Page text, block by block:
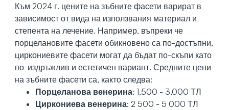
Към 2024 г. цените на зъбните фасети варират в
зависимост от вида на използвания материал и
степента на лечение. Например, въпреки че
порцелановите фасети обикновено са по-достъпни,
циркониевите фасети могат да бъдат по-скъпи като
по-издръжлив и естетичен вариант. Средните цени
на зъбните фасети са, както следва:
Порцеланова венерина: 1,500 - 3,000 ТЛ
Циркониева венерина: 2 500 - 5 000 ТЛ